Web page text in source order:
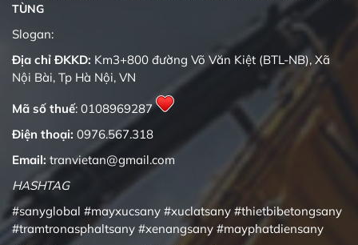
TÙNG
Slogan:
Địa chỉ ĐKKD: Km3+800 đường Võ Văn Kiệt (BTL-NB), Xã
Nội Bài, Tp Hà Nội, VN
Mã số thuế: 0108969287
Điện thoại: 0976.567.318
Email: tranvietan@gmail.com
HASHTAG
#sanyglobal #mayxucsany #xuclatsany #thietbibetongsany
#tramtronasphaltsany #xenangsany #mayphatdiensany